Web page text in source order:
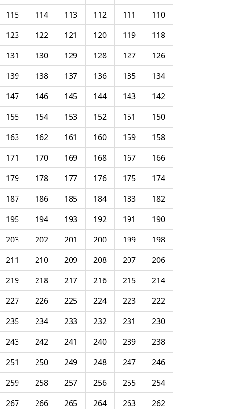
110
111
112
113
114
115
118
119
120
121
122
123
126
127
128
129
130
131
134
135
136
137
138
139
142
143
144
145
146
147
150
151
152
153
154
155
158
159
160
161
162
163
166
167
168
169
170
171
174
175
176
177
178
179
182
183
184
185
186
187
190
191
192
193
194
195
198
199
200
201
202
203
206
207
208
209
210
211
214
215
216
217
218
219
222
223
224
225
226
227
230
231
232
233
234
235
238
239
240
241
242
243
246
247
248
249
250
251
254
255
256
257
258
259
262
263
264
265
266
267